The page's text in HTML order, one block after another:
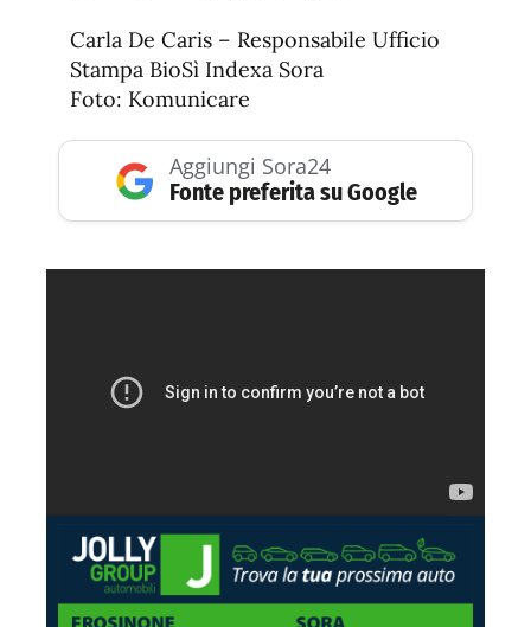
Carla De Caris – Responsabile Ufficio
Stampa BioSì Indexa Sora
Foto: Komunicare
Aggiungi Sora24
Fonte preferita su Google